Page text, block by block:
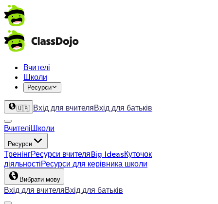
Вчителі
Школи
Ресурси
🇺🇦 Вхід для вчителяВхід для батьків
ВчителіШколи
Ресурси
ТренінгРесурси вчителяBig IdeasКуточок
діяльностіРесурси для керівника школи
Вибрати мову
Вхід для вчителяВхід для батьків